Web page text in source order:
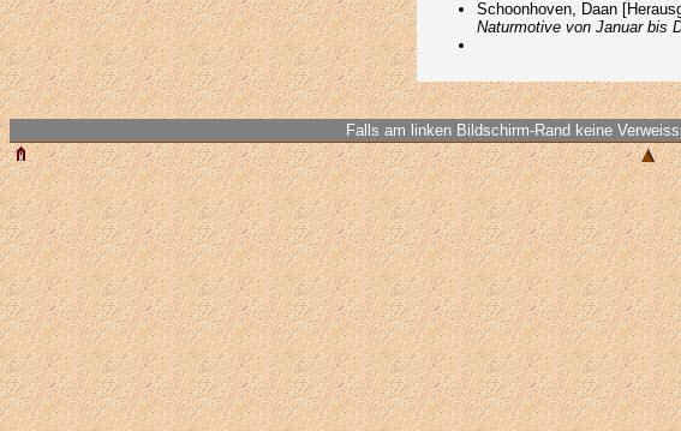
Schoonhoven, Daan
Naturmotive von Januar bis
Falls am linken Bildschirm-Rand keine